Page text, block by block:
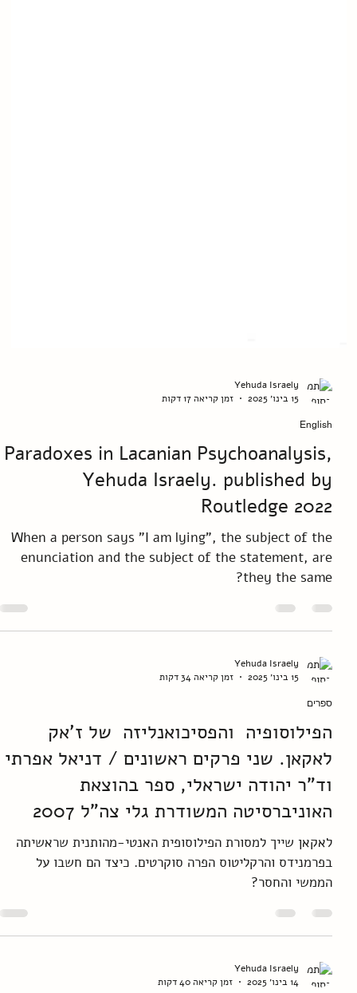
Yehuda Israely
15 בינו׳ 2025
זמן קריאה 17 דקות
English
Paradoxes in Lacanian Psychoanalysis,
Routledge 2022
When a person says "I am lying", the subject of the
enunciation and the subject of the statement, are
Yehuda Israely
זמן קריאה 34 דקות
ספרים
הפילוסופיה והפסיכואנליזה של ז'אק
לאקאן. שני פרקים ראשונים / דניאל אפרתי
האוניברסיטה המשודרת גלי צה"ל 2007
לאקאן שייך למסורת הפילוסופית האנטי-מהותנית שראשיתה
בפרמנידס והרקליטוס הפרה סוקרטים. כיצד הם חשבו על